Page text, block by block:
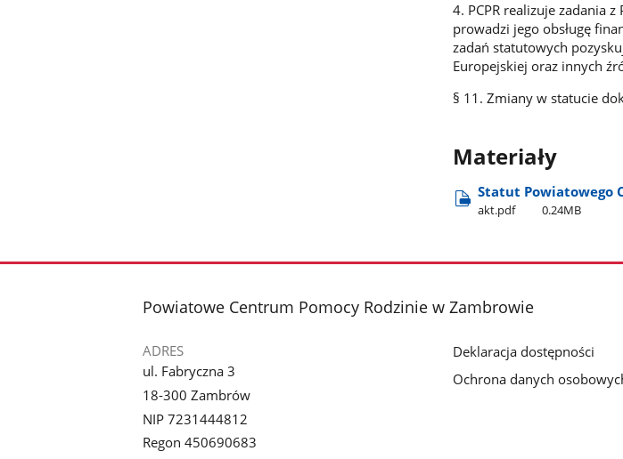
4. PCPR realizuje zadania
prowadzi jego obsługę
zadań statutowych
Europejskiej oraz innych
§ 11. Zmiany w statucie
Materiały
Statut Powiatowego
akt.pdf 0.24MB
stopka
Powiatowe Centrum Pomocy Rodzinie w Zambrowie
ADRES
ul. Fabryczna 3
18-300 Zambrów
NIP 7231444812
Regon 450690683
Deklaracja dostępności
Ochrona danych